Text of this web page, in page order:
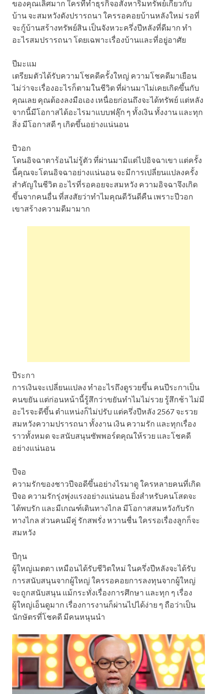
ของคุณเลิศมาก ใครที่ทำธุรกิจอสังหาริมทรัพย์เกี่ยวกับ
บ้าน จะสมหวังดังปรารถนา ใครรอคอยบ้านหลังใหม่ รอที่
จะกู้บ้านสร้างทรัพย์สิน เป็นจังหวะครึ่งปีหลังที่ดีมาก ทำ
อะไรสมปรารถนา โดยเฉพาะเรื่องบ้านและที่อยู่อาศัย
ปีมะแม
เตรียมตัวได้รับความโชคดีครั้งใหญ่ ความโชคดีมาเยือน
ไม่ว่าจะเรื่องอะไรก็ตามในชีวิต ที่ผ่านมาไม่เคยเกิดขึ้นกับ
คุณเลย คุณต้องลงมือเอง เหนื่อยก่อนถึงจะได้ทรัพย์ แต่หลัง
จากนี้มีโอกาสได้อะไรมาแบบฟลุ๊ก ๆ ทั้งเงิน ทั้งงาน และทุก
สิ่ง มีโอกาสดี ๆ เกิดขึ้นอย่างแน่นอน
ปีวอก
โดนอิจฉาตาร้อนไม่รู้ตัว ที่ผ่านมามีแต่ไปอิจฉาเขา แต่ครั้ง
นี้คุณจะโดนอิจฉาอย่างแน่นอน จะมีการเปลี่ยนแปลงครั้ง
สำคัญในชีวิต อะไรที่รอคอยจะสมหวัง ความอิจฉาจึงเกิด
ขึ้นจากคนอื่น ที่สงสัยว่าทำไมคุณดีวันดีคืน เพราะปีวอก
เขาสร้างความดีมามาก
ปีระกา
การเงินจะเปลี่ยนแปลง ทำอะไรถึงดูรวยขึ้น คนปีระกาเป็น
คนขยัน แต่ก่อนหน้านี้รู้สึกว่าขยันทำไมไม่รวย รู้สึกช้า ไม่มี
อะไรจะดีขึ้น ตำแหน่งก็ไม่ปรับ แต่ครึ่งปีหลัง 2567 จะรวย
สมหวังความปรารถนา ทั้งงาน เงิน ความรัก และทุกเรื่อง
ราวทั้งหมด จะสนับสนุนซัพพอร์ตคุณให้รวย และโชคดี
อย่างแน่นอน
ปีจอ
ความรักของชาวปีจอดีขึ้นอย่างไรมาดู ใครหลายคนที่เกิด
ปีจอ ความรักรุ่งพุ่งแรงอย่างแน่นอน ยิ่งสำหรับคนโสดจะ
ได้พบรัก และมีเกณฑ์เดินทางไกล มีโอกาสสมหวังกับรัก
ทางไกล ส่วนคนมีคู่ รักสพรั่ง หวานชื่น ใครรอเรื่องลูกก็จะ
สมหวัง
ปีกุน
ผู้ใหญ่เมตตา เหมือนได้รับชีวิตใหม่ ในครึ่งปีหลังจะได้รับ
การสนับสนุนจากผู้ใหญ่ ใครรอคอยการลงทุนจากผู้ใหญ่
จะถูกสนับสนุน แม้กระทั่งเรื่องการศึกษา และทุก ๆ เรื่อง
ผู้ใหญ่เอ็นดูมาก เรื่องการงานก็ผ่านไปได้ง่าย ๆ ถือว่าเป็น
นักษัตรที่โชคดี มีคนหนุนนำ